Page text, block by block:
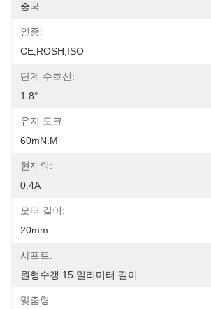
중국
인증:
CE,ROSH,ISO
단계 수호신:
1.8°
유지 토크:
60mN.m
현재의:
0.4A
모터 길이:
20mm
샤프트:
원형수갱 15 밀리미터 길이
맞춤형: